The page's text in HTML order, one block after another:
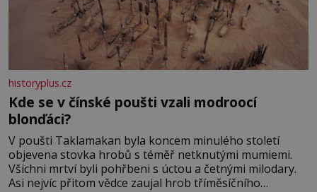
historyplus.cz
Kde se v čínské poušti vzali modroocí
blonďáci?
V poušti Taklamakan byla koncem minulého století
objevena stovka hrobů s téměř netknutými mumiemi.
Všichni mrtví byli pohřbeni s úctou a četnými milodary.
Asi nejvíc přitom vědce zaujal hrob tříměsíčního